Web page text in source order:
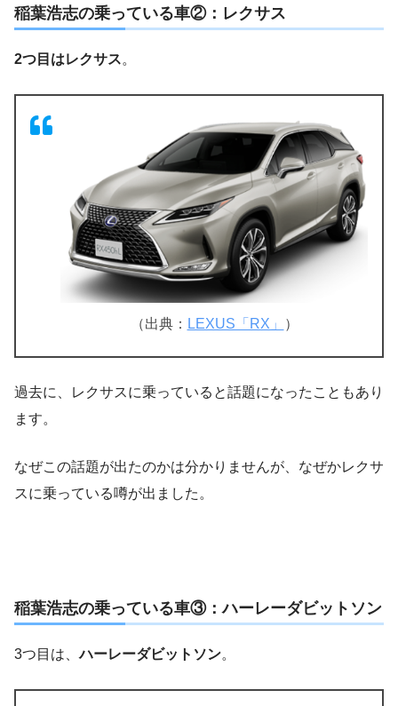
稲葉浩志の乗っている車②：レクサス
2つ目はレクサス。
（出典： LEXUS「RX」 ）
過去に、レクサスに乗っていると話題になったこともあり
ます。
なぜこの話題が出たのかは分かりませんが、なぜかレクサ
スに乗っている噂が出ました。
稲葉浩志の乗っている車③：ハーレーダビットソン
3つ目は、ハーレーダビットソン。